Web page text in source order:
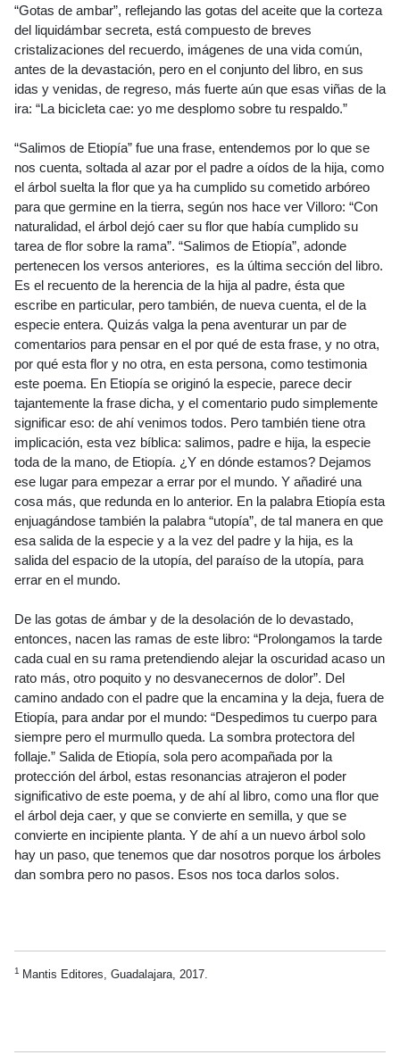
“Gotas de ambar”, reflejando las gotas del aceite que la corteza
del liquidámbar secreta, está compuesto de breves
cristalizaciones del recuerdo, imágenes de una vida común,
antes de la devastación, pero en el conjunto del libro, en sus
idas y venidas, de regreso, más fuerte aún que esas viñas de la
ira: “La bicicleta cae: yo me desplomo sobre tu respaldo.”
“Salimos de Etiopía” fue una frase, entendemos por lo que se
nos cuenta, soltada al azar por el padre a oídos de la hija, como
el árbol suelta la flor que ya ha cumplido su cometido arbóreo
para que germine en la tierra, según nos hace ver Villoro: “Con
naturalidad, el árbol dejó caer su flor que había cumplido su
tarea de flor sobre la rama”. “Salimos de Etiopía”, adonde
pertenecen los versos anteriores, es la última sección del libro.
Es el recuento de la herencia de la hija al padre, ésta que
escribe en particular, pero también, de nueva cuenta, el de la
especie entera. Quizás valga la pena aventurar un par de
comentarios para pensar en el por qué de esta frase, y no otra,
por qué esta flor y no otra, en esta persona, como testimonia
este poema. En Etiopía se originó la especie, parece decir
tajantemente la frase dicha, y el comentario pudo simplemente
significar eso: de ahí venimos todos. Pero también tiene otra
implicación, esta vez bíblica: salimos, padre e hija, la especie
toda de la mano, de Etiopía. ¿Y en dónde estamos? Dejamos
ese lugar para empezar a errar por el mundo. Y añadiré una
cosa más, que redunda en lo anterior. En la palabra Etiopía esta
enjuagándose también la palabra “utopía”, de tal manera en que
esa salida de la especie y a la vez del padre y la hija, es la
salida del espacio de la utopía, del paraíso de la utopía, para
errar en el mundo.
De las gotas de ámbar y de la desolación de lo devastado,
entonces, nacen las ramas de este libro: “Prolongamos la tarde
cada cual en su rama pretendiendo alejar la oscuridad acaso un
rato más, otro poquito y no desvanecernos de dolor”. Del
camino andado con el padre que la encamina y la deja, fuera de
Etiopía, para andar por el mundo: “Despedimos tu cuerpo para
siempre pero el murmullo queda. La sombra protectora del
follaje.” Salida de Etiopía, sola pero acompañada por la
protección del árbol, estas resonancias atrajeron el poder
significativo de este poema, y de ahí al libro, como una flor que
el árbol deja caer, y que se convierte en semilla, y que se
convierte en incipiente planta. Y de ahí a un nuevo árbol solo
hay un paso, que tenemos que dar nosotros porque los árboles
dan sombra pero no pasos. Esos nos toca darlos solos.
1 Mantis Editores, Guadalajara, 2017.